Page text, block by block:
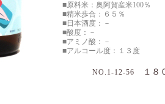
■原料米：奥阿賀産米100％
■精米歩合：６５％
■日本酒度：－
■酸度：－
■アミノ酸：－
■アルコール度：１３度
NO.1-12-56 １８